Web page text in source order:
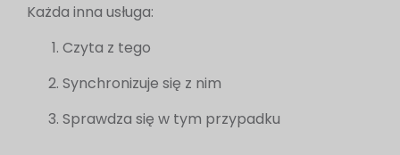
Każda inna usługa:
Czyta z tego
Synchronizuje się z nim
Sprawdza się w tym przypadku